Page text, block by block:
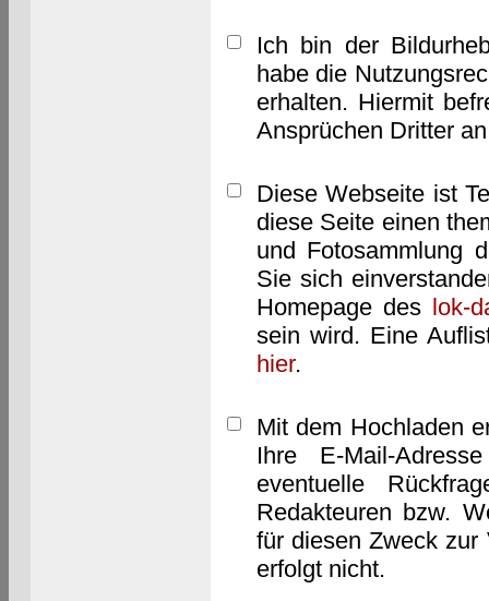
Ich bin der
habe die
erhalten. Hiermit
Ansprüchen Dritter
Diese Webseite ist
diese Seite einen
und Fotosammlung
Sie sich
Homepage des lok-
sein wird. Eine
hier.
Mit dem Hochladen
Ihre E-Mail-
eventuelle
Redakteuren bzw.
für diesen Zweck zur
erfolgt nicht.